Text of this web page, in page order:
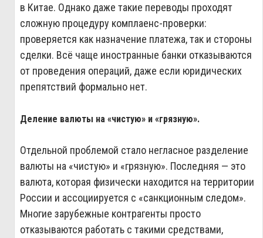
в Китае. Однако даже такие переводы проходят
сложную процедуру комплаенс-проверки:
проверяется как назначение платежа, так и стороны
сделки. Всё чаще иностранные банки отказываются
от проведения операций, даже если юридических
препятствий формально нет.
Деление валюты на «чистую» и «грязную».
Отдельной проблемой стало негласное разделение
валюты на «чистую» и «грязную». Последняя — это
валюта, которая физически находится на территории
России и ассоциируется с «санкционным следом».
Многие зарубежные контрагенты просто
отказываются работать с такими средствами,